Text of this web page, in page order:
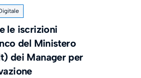
le iscrizioni
del Ministero
dei Manager per